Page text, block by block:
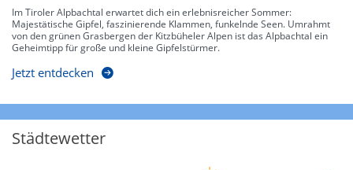
Im Tiroler Alpbachtal erwartet dich ein erlebnisreicher Sommer:
Majestätische Gipfel, faszinierende Klammen, funkelnde Seen. Umrahmt
von den grünen Grasbergen der Kitzbüheler Alpen ist das Alpbachtal ein
Geheimtipp für große und kleine Gipfelstürmer.
Jetzt entdecken
Städtewetter